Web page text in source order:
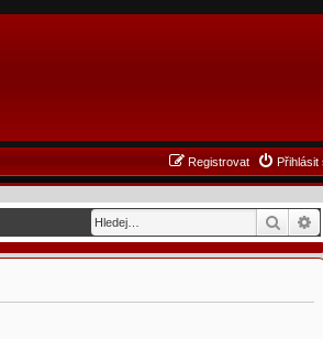
Přihlásit
Registrovat
Hledat